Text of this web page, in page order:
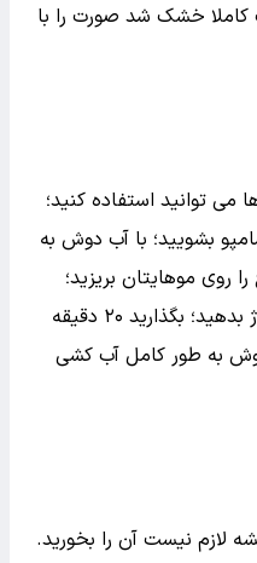
پوست ماسک آب و پودر
برنج سفیده تخم مرغ گلیسیرین ۲ قاشق غذا خوری پودر برنج
سفیده تخم مرغ و ۵ قطره گلیسیرن را با هم مخلوط
از ماسک را روی
روی پوستتان خشک نشده
کاملا خشک شد صورت را با
توانید استفاده کنید؛